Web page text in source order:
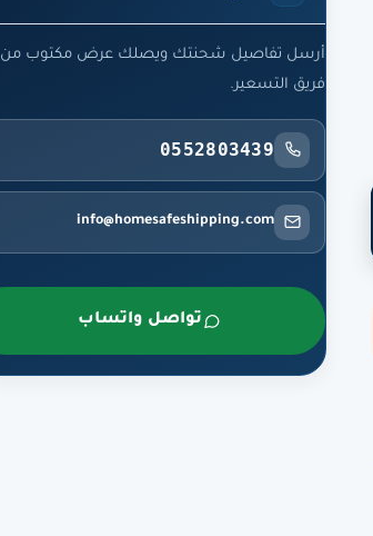
أرسل تفاصيل شحنتك ويصلك عرض مكتوب من
فريق التسعير.
0552803439
info@homesafeshipping.com
تواصل واتساب